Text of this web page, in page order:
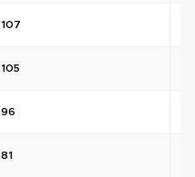
107
105
96
81